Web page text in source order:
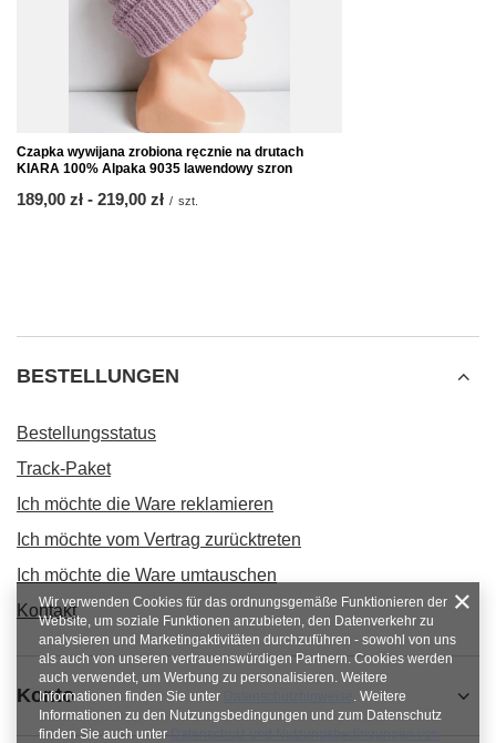
Czapka wywijana zrobiona ręcznie na drutach
KIARA 100% Alpaka 9035 lawendowy szron
ab
189,00 zł - bis
219,00 zł / szt.
BESTELLUNGEN
Bestellungsstatus
Track-Paket
Ich möchte die Ware reklamieren
Ich möchte vom Vertrag zurücktreten
Ich möchte die Ware umtauschen
Kontakt
Konto
Wir verwenden Cookies für das ordnungsgemäße Funktionieren der
Website, um soziale Funktionen anzubieten, den Datenverkehr zu
analysieren und Marketingaktivitäten durchzuführen - sowohl von uns
als auch von unseren vertrauenswürdigen Partnern. Cookies werden
auch verwendet, um Werbung zu personalisieren. Weitere
Informationen finden Sie unter
. Weitere
Informationen zu den Nutzungsbedingungen und zum Datenschutz
finden Sie auch unter
Datenschutz und Nutzungsbedingungen von